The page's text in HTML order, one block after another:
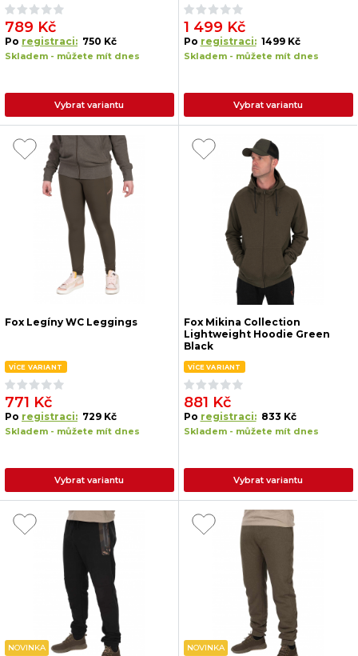
789 Kč
Po registraci: 750 Kč
Skladem - můžete mít dnes
Vybrat variantu
1 499 Kč
Po registraci: 1499 Kč
Skladem - můžete mít dnes
Vybrat variantu
Fox Legíny WC Leggings
VÍCE VARIANT
771 Kč
Po registraci: 729 Kč
Skladem - můžete mít dnes
Vybrat variantu
Fox Mikina Collection
Lightweight Hoodie Green
Black
VÍCE VARIANT
881 Kč
Po registraci: 833 Kč
Skladem - můžete mít dnes
Vybrat variantu
NOVINKA NOVINKA